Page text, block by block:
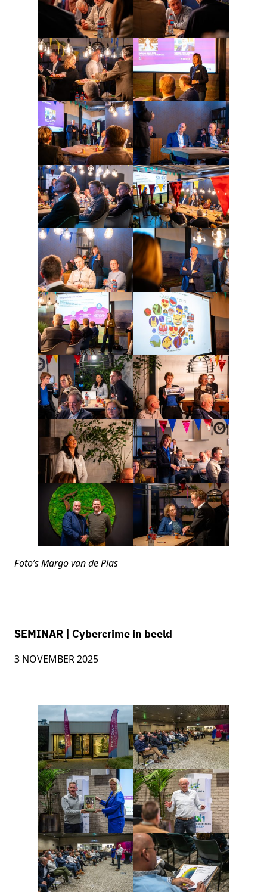
Foto’s Margo van de Plas
SEMINAR | Cybercrime in beeld
3 NOVEMBER 2025